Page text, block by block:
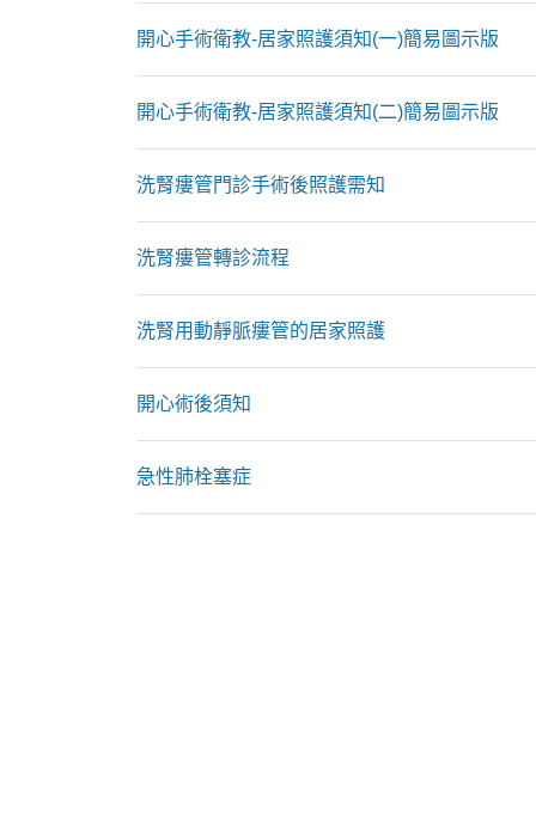
開心手術衛教-居家照護須知(一)簡易圖示版
開心手術衛教-居家照護須知(二)簡易圖示版
洗腎瘻管門診手術後照護需知
洗腎瘻管轉診流程
洗腎用動靜脈瘻管的居家照護
開心術後須知
急性肺栓塞症